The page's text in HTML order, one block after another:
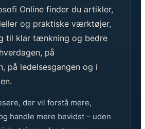
Online finder du artikler,
og praktiske værktøjer,
til klar tænkning og bedre
på
på ledelsesgangen og i
der vil forstå mere,
handle mere bevidst – uden